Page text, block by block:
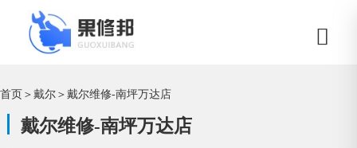
首页＞戴尔＞戴尔维修-南坪万达店
戴尔维修-南坪万达店